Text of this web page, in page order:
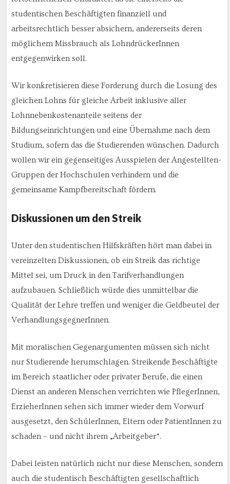
studentischen Beschäftigten finanziell und
arbeitsrechtlich besser absichern, andererseits deren
möglichem Missbrauch als LohndrückerInnen
entgegenwirken soll.
Wir konkretisieren diese Forderung durch die Losung des
gleichen Lohns für gleiche Arbeit inklusive aller
Lohnnebenkostenanteile seitens der
Bildungseinrichtungen und eine Übernahme nach dem
Studium, sofern das die Studierenden wünschen. Dadurch
wollen wir ein gegenseitiges Ausspielen der Angestellten-
Gruppen der Hochschulen verhindern und die
gemeinsame Kampfbereitschaft fördern.
Diskussionen um den Streik
Unter den studentischen Hilfskräften hört man dabei in
vereinzelten Diskussionen, ob ein Streik das richtige
Mittel sei, um Druck in den Tarifverhandlungen
aufzubauen. Schließlich würde dies unmittelbar die
Qualität der Lehre treffen und weniger die Geldbeutel der
VerhandlungsgegnerInnen.
Mit moralischen Gegenargumenten müssen sich nicht
nur Studierende herumschlagen. Streikende Beschäftigte
im Bereich staatlicher oder privater Berufe, die einen
Dienst an anderen Menschen verrichten wie PflegerInnen,
ErzieherInnen sehen sich immer wieder dem Vorwurf
ausgesetzt, den SchülerInnen, Eltern oder PatientInnen zu
schaden – und nicht ihrem „Arbeitgeber“.
Dabei leisten natürlich nicht nur diese Menschen, sondern
auch die studentisch Beschäftigten gesellschaftlich